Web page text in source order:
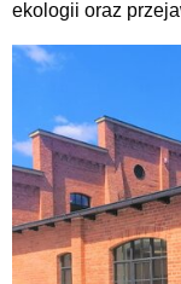
ekologii oraz